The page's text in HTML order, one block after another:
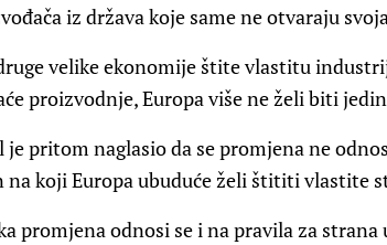
iz država koje same ne otvaraju
velike ekonomije štite vlastitu
proizvodnje, Europa više ne želi biti
je pritom naglasio da se promjena ne
na koji Europa ubuduće želi štititi vlastite
promjena odnosi se i na pravila za